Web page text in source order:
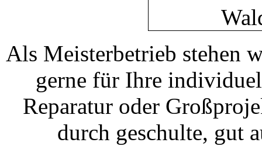
Als Meisterbetrieb stehen
gerne für Ihre
Reparatur oder
durch geschulte, gut